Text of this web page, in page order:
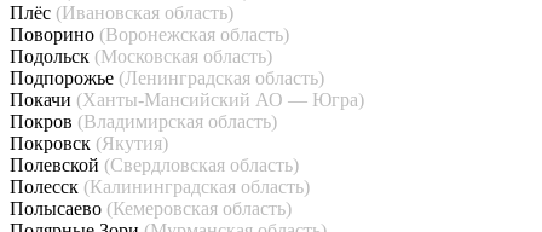
Плёс (Ивановская область)
Поворино (Воронежская область)
Подольск (Московская область)
Подпорожье (Ленинградская область)
Покачи (Ханты-Мансийский АО — Югра)
Покров (Владимирская область)
Покровск (Якутия)
Полевской (Свердловская область)
Полесск (Калининградская область)
Полысаево (Кемеровская область)